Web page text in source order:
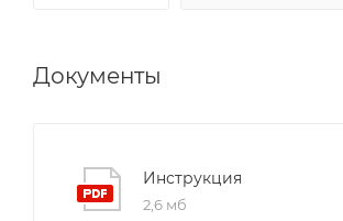
Документы
Инструкция
2,6 мб